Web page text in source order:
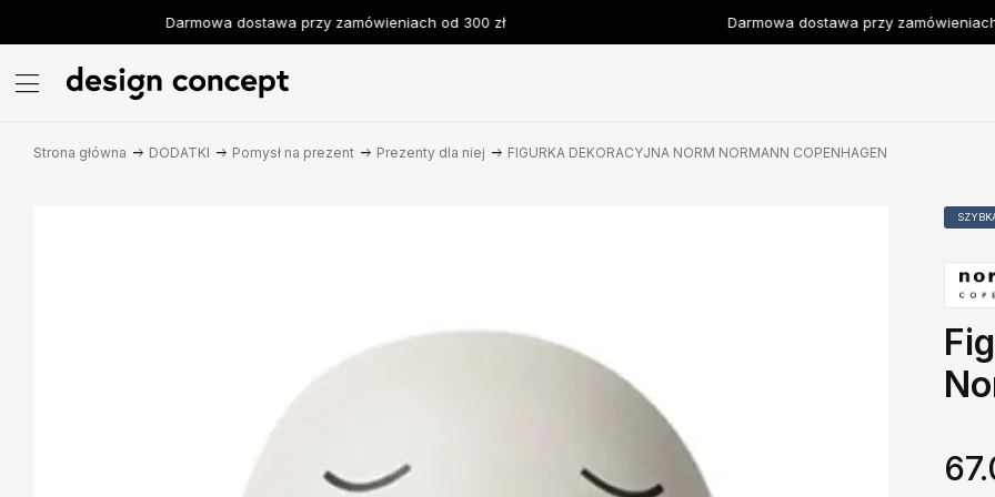
Darmowa dostawa przy zamówieniach od 300 zł Darmowa dostawa przy zamówieniach
Strona główna DODATKI Pomysł na prezent Prezenty dla niej FIGURKA DEKORACYJNA NORM NORMANN COPENHAGEN